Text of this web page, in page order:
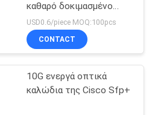
MPO MTP
καθαρό δοκιμασμένο
χαλκός 24AWG δικτύων
USD0.6/piece MOQ:100pcs
CONTACT
10G ενεργά οπτικά
καλώδια της Cisco Sfp+